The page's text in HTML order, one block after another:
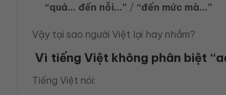
“quá… đến nỗi…” / “đến mức mà…”
Vậy tại sao người Việt lại hay nhầm?
Vì tiếng Việt không phân biệt
Tiếng Việt nói: